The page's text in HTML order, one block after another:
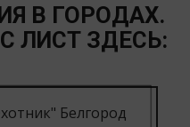
В ГОРОДАХ.
ЛИСТ ЗДЕСЬ:
Белгород